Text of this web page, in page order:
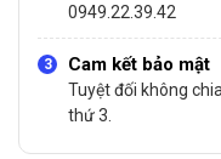
0949.22.39.42
Cam kết bảo mật
Tuyệt đối không
thứ 3.